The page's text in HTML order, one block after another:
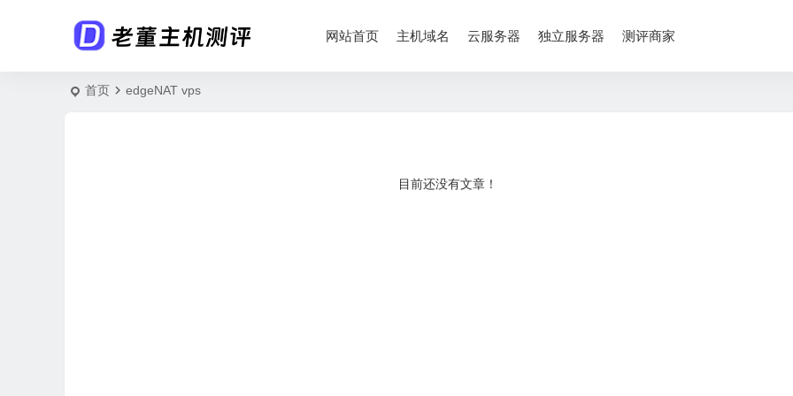
网站首页 主机域名 云服务器 独立服务器 测评商家
首页 edgeNAT vps
目前还没有文章！